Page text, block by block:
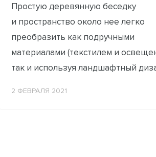
Простую деревянную беседку
и пространство около нее легко
преобразить как подручными
материалами (текстилем и
так и используя ландшафтный
2 ФЕВРАЛЯ 2021